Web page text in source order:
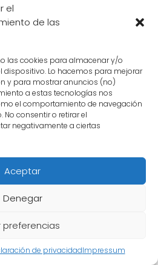
el
de las
las cookies para almacenar y/o
dispositivo. Lo hacemos para mejorar
y para mostrar anuncios (no)
a estas tecnologías nos
el comportamiento de navegación
No consentir o retirar el
negativamente a ciertas
Aceptar
Denegar
preferencias
de privacidadImpressum
ha tenido la
transforma en